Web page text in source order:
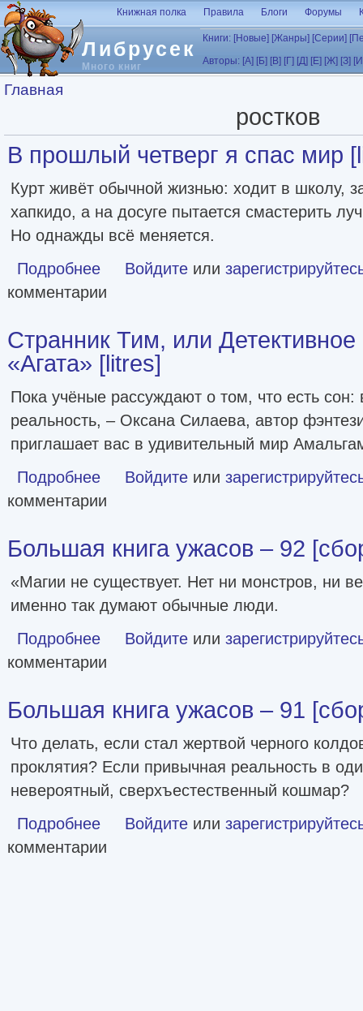
Перейти к основному содержанию
Либрусек
Много книг
Книжная полка Правила Блоги Форумы
Книги: [Новые] [Жанры] [Серии]
Авторы: [А] [Б] [В] [Г] [Д] [Е] [Ж] [З]
Вы здесь
Главная
ростков
В прошлый четверг я спас мир
Курт живёт обычной жизнью: ходит в школу,
хапкидо, а на досуге пытается смастерить
Но однажды всё меняется.
Подробнее о В прошлый четверг я спас мир [litres]
Войдите или
комментарии
Странник Тим, или Детективное
«Агата» [litres]
Пока учёные рассуждают о том, что есть
реальность, – Оксана Силаева, автор
приглашает вас в удивительный мир
Подробнее о Странник Тим, или Детективное агентство «Агата»
Войдите или
комментарии
Большая книга ужасов – 92
«Магии не существует. Нет ни монстров, ни
именно так думают обычные люди.
Подробнее о Большая книга ужасов – 92 [сборник litres]
Войдите или
комментарии
Большая книга ужасов – 91
Что делать, если стал жертвой черного
проклятия? Если привычная реальность в
невероятный, сверхъестественный кошмар?
Подробнее о Большая книга ужасов – 91 [сборник litres]
Войдите или
комментарии